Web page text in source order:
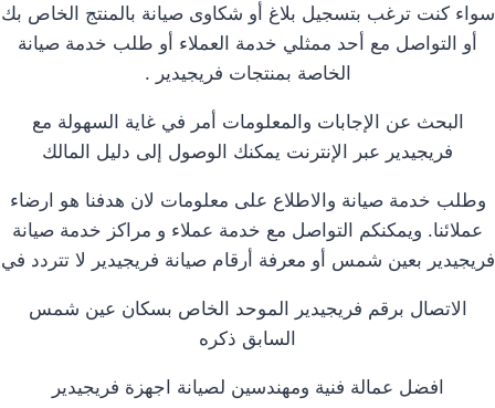
سواء كنت ترغب بتسجيل بلاغ أو شكاوى صيانة بالمنتج الخاص بك
أو التواصل مع أحد ممثلي خدمة العملاء أو طلب خدمة صيانة
الخاصة بمنتجات فريجيدير .
البحث عن الإجابات والمعلومات أمر في غاية السهولة مع
فريجيدير عبر الإنترنت يمكنك الوصول إلى دليل المالك
وطلب خدمة صيانة والاطلاع على معلومات لان هدفنا هو ارضاء
عملائنا. ويمكنكم التواصل مع خدمة عملاء و مراكز خدمة صيانة
فريجيدير بعين شمس أو معرفة أرقام صيانة فريجيدير لا تتردد في
الاتصال برقم فريجيدير الموحد الخاص بسكان عين شمس
السابق ذكره
افضل عمالة فنية ومهندسين لصيانة اجهزة فريجيدير